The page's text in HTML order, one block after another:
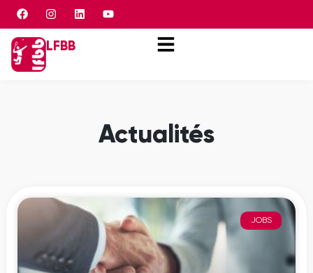
Panneau de gestion des cookies
LFBB
Actualités
JOBS